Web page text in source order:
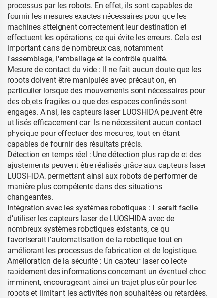
processus par les robots. En effet, ils sont capables de
fournir les mesures exactes nécessaires pour que les
machines atteignent correctement leur destination et
effectuent les opérations, ce qui évite les erreurs. Cela est
important dans de nombreux cas, notamment
l'assemblage, l'emballage et le contrôle qualité.
Mesure de contact du vide : Il ne fait aucun doute que les
robots doivent être manipulés avec précaution, en
particulier lorsque des mouvements sont nécessaires pour
des objets fragiles ou que des espaces confinés sont
engagés. Ainsi, les capteurs laser LUOSHIDA peuvent être
utilisés efficacement car ils ne nécessitent aucun contact
physique pour effectuer des mesures, tout en étant
capables de fournir des résultats précis.
Détection en temps réel : Une détection plus rapide et des
ajustements peuvent être réalisés grâce aux capteurs laser
LUOSHIDA, permettant ainsi aux robots de performer de
manière plus compétente dans des situations
changeantes.
Intégration avec les systèmes robotiques : Il serait facile
d’utiliser les capteurs laser de LUOSHIDA avec de
nombreux systèmes robotiques existants, ce qui
favoriserait l’automatisation de la robotique tout en
améliorant les processus de fabrication et de logistique.
Amélioration de la sécurité : Un capteur laser collecte
rapidement des informations concernant un éventuel choc
imminent, encourageant ainsi un trajet plus sûr pour les
robots et limitant les activités non souhaitées ou retardées.